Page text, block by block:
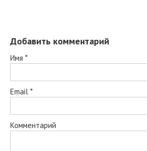
Добавить комментарий
Имя *
Email *
Комментарий